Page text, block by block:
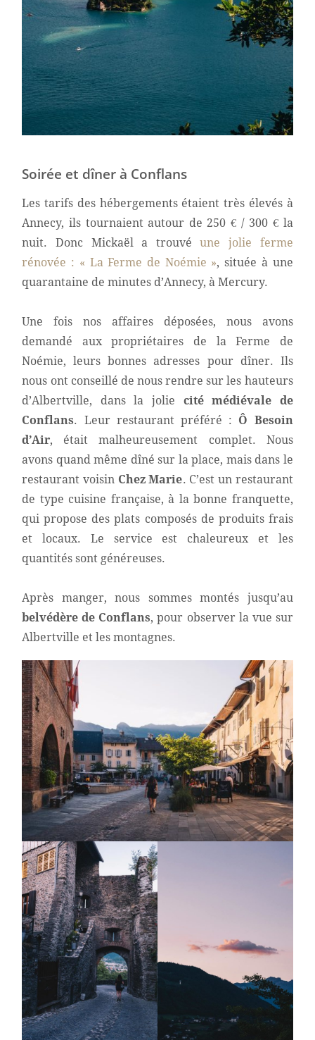
Soirée et dîner à Conflans
Les tarifs des hébergements étaient très élevés à
Annecy, ils tournaient autour de 250 € / 300 € la
nuit. Donc Mickaël a trouvéune jolie ferme
rénovée : « La Ferme de Noémie », située à une
quarantaine de minutes d’Annecy, à Mercury.
Une fois nos affaires déposées, nous avons
demandé aux propriétaires de la Ferme de
Noémie, leurs bonnes adresses pour dîner. Ils
nous ont conseillé de nous rendre sur les hauteurs
d’Albertville, dans la jolie cité médiévale de
Conflans. Leur restaurant préféré : Ô Besoin
d’Air, était malheureusement complet. Nous
avons quand même dîné sur la place, mais dans le
restaurant voisin Chez Marie. C’est un restaurant
de type cuisine française, à la bonne franquette,
qui propose des plats composés de produits frais
et locaux. Le service est chaleureux et les
quantités sont généreuses.
Après manger, nous sommes montés jusqu’au
belvédère de Conflans, pour observer la vue sur
Albertville et les montagnes.